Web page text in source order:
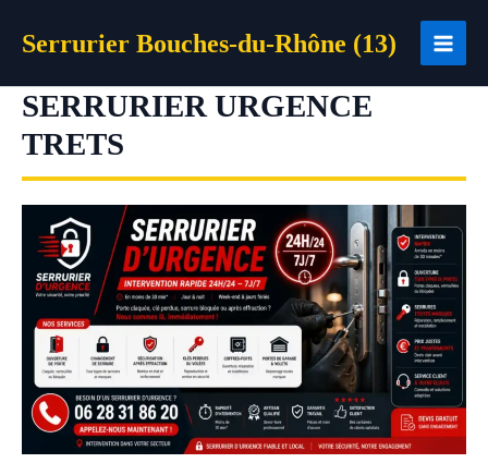
Serrurier Bouches-du-Rhône (13)
SERRURIER URGENCE
TRETS